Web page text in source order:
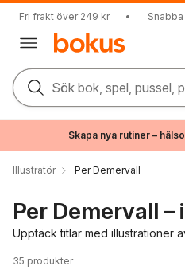
Fri frakt över 249 kr •
Sök bok, spel, pussel,
Skapa nya rutiner –
Illustratör Per Demervall
Per Demervall
Upptäck titlar med illustrationer
35 produkter